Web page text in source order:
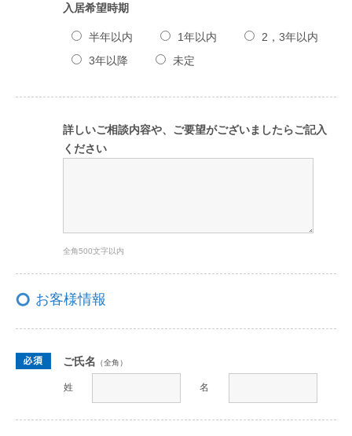
入居希望時期
半年以内 1年以内
2，3年以内
3年以降
未定
詳しいご相談内容や、ご要望がございましたらご記入
ください
全角500文字以内
お客様情報
ご氏名 （全角）
姓 名